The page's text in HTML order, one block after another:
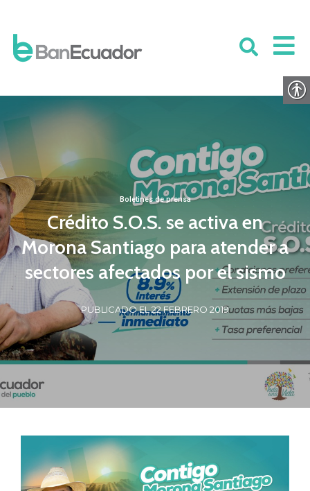
Boletines de prensa
Crédito S.O.S. se activa en
Morona Santiago para atender a
sectores afectados por el sismo
PUBLICADO EL 22 FEBRERO 2019